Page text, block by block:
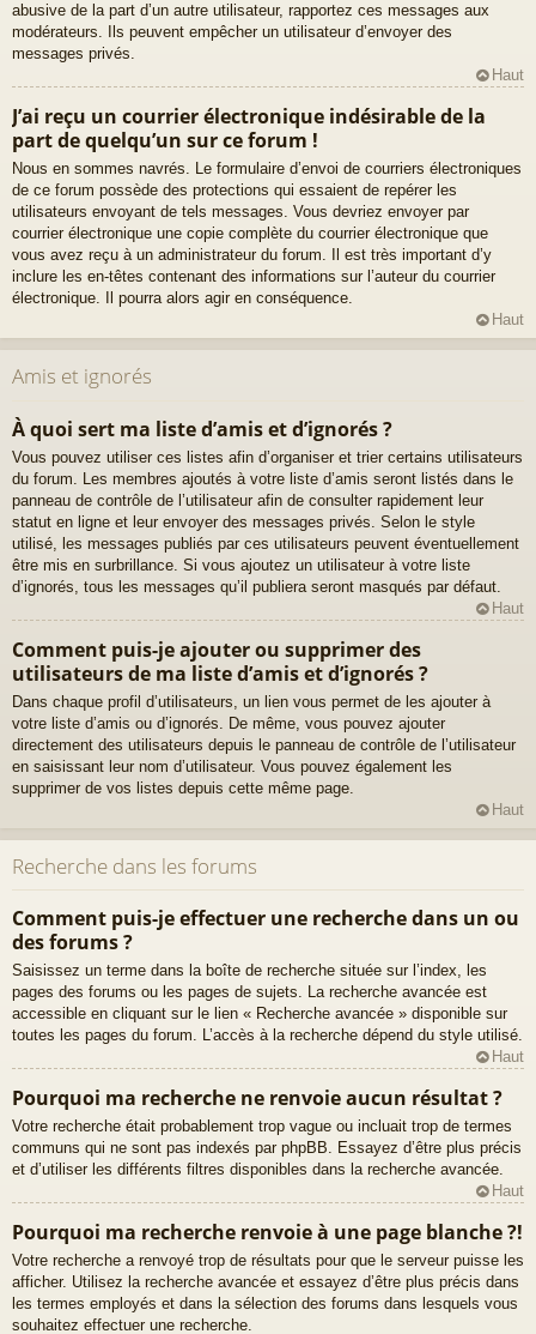
abusive de la part d’un autre utilisateur, rapportez ces messages aux
modérateurs. Ils peuvent empêcher un utilisateur d’envoyer des
messages privés.
Haut
J’ai reçu un courrier électronique indésirable de la
part de quelqu’un sur ce forum !
Nous en sommes navrés. Le formulaire d’envoi de courriers électroniques
de ce forum possède des protections qui essaient de repérer les
utilisateurs envoyant de tels messages. Vous devriez envoyer par
courrier électronique une copie complète du courrier électronique que
vous avez reçu à un administrateur du forum. Il est très important d’y
inclure les en-têtes contenant des informations sur l’auteur du courrier
électronique. Il pourra alors agir en conséquence.
Haut
Amis et ignorés
À quoi sert ma liste d’amis et d’ignorés ?
Vous pouvez utiliser ces listes afin d’organiser et trier certains utilisateurs
du forum. Les membres ajoutés à votre liste d’amis seront listés dans le
panneau de contrôle de l’utilisateur afin de consulter rapidement leur
statut en ligne et leur envoyer des messages privés. Selon le style
utilisé, les messages publiés par ces utilisateurs peuvent éventuellement
être mis en surbrillance. Si vous ajoutez un utilisateur à votre liste
d’ignorés, tous les messages qu’il publiera seront masqués par défaut.
Haut
Comment puis-je ajouter ou supprimer des
utilisateurs de ma liste d’amis et d’ignorés ?
Dans chaque profil d’utilisateurs, un lien vous permet de les ajouter à
votre liste d’amis ou d’ignorés. De même, vous pouvez ajouter
directement des utilisateurs depuis le panneau de contrôle de l’utilisateur
en saisissant leur nom d’utilisateur. Vous pouvez également les
supprimer de vos listes depuis cette même page.
Haut
Recherche dans les forums
Comment puis-je effectuer une recherche dans un ou
des forums ?
Saisissez un terme dans la boîte de recherche située sur l’index, les
pages des forums ou les pages de sujets. La recherche avancée est
accessible en cliquant sur le lien « Recherche avancée » disponible sur
toutes les pages du forum. L’accès à la recherche dépend du style utilisé.
Haut
Pourquoi ma recherche ne renvoie aucun résultat ?
Votre recherche était probablement trop vague ou incluait trop de termes
communs qui ne sont pas indexés par phpBB. Essayez d’être plus précis
et d’utiliser les différents filtres disponibles dans la recherche avancée.
Haut
Pourquoi ma recherche renvoie à une page blanche ?!
Votre recherche a renvoyé trop de résultats pour que le serveur puisse les
afficher. Utilisez la recherche avancée et essayez d’être plus précis dans
les termes employés et dans la sélection des forums dans lesquels vous
souhaitez effectuer une recherche.